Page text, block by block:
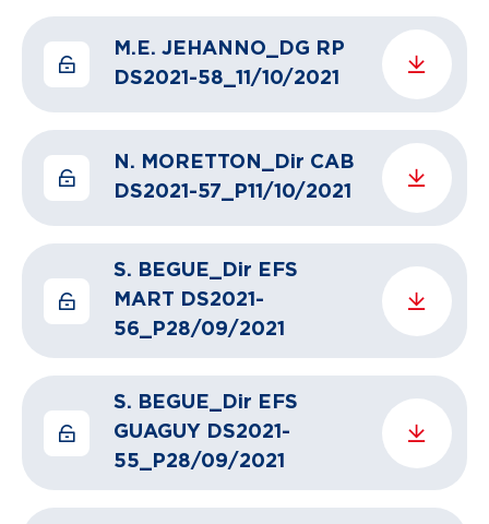
M.E. JEHANNO_DG RP
DS2021-58_11/10/2021
N. MORETTON_Dir CAB
DS2021-57_P11/10/2021
S. BEGUE_Dir EFS
MART DS2021-
56_P28/09/2021
S. BEGUE_Dir EFS
GUAGUY DS2021-
55_P28/09/2021